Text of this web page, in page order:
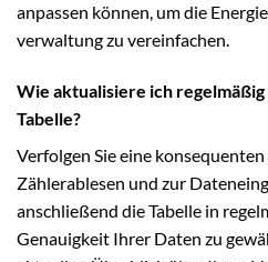
anpassen können, um die
verwaltung zu vereinfachen.
Wie aktualisiere ich
Tabelle?
Verfolgen Sie eine
Zählerablesen und zur
anschließend die Tabelle in
Genauigkeit Ihrer Daten zu